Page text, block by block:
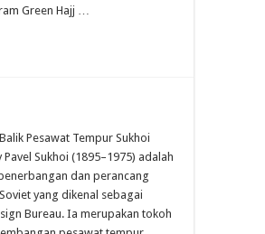
Green Hajj …
Pesawat Tempur Sukhoi
Sukhoi (1895–1975) adalah
dan perancang
yang dikenal sebagai
Bureau. Ia merupakan tokoh